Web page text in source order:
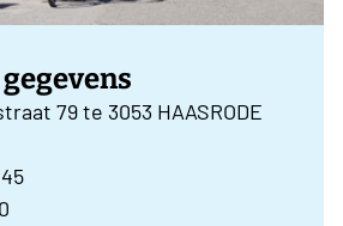
79 te 3053 HAASRODE